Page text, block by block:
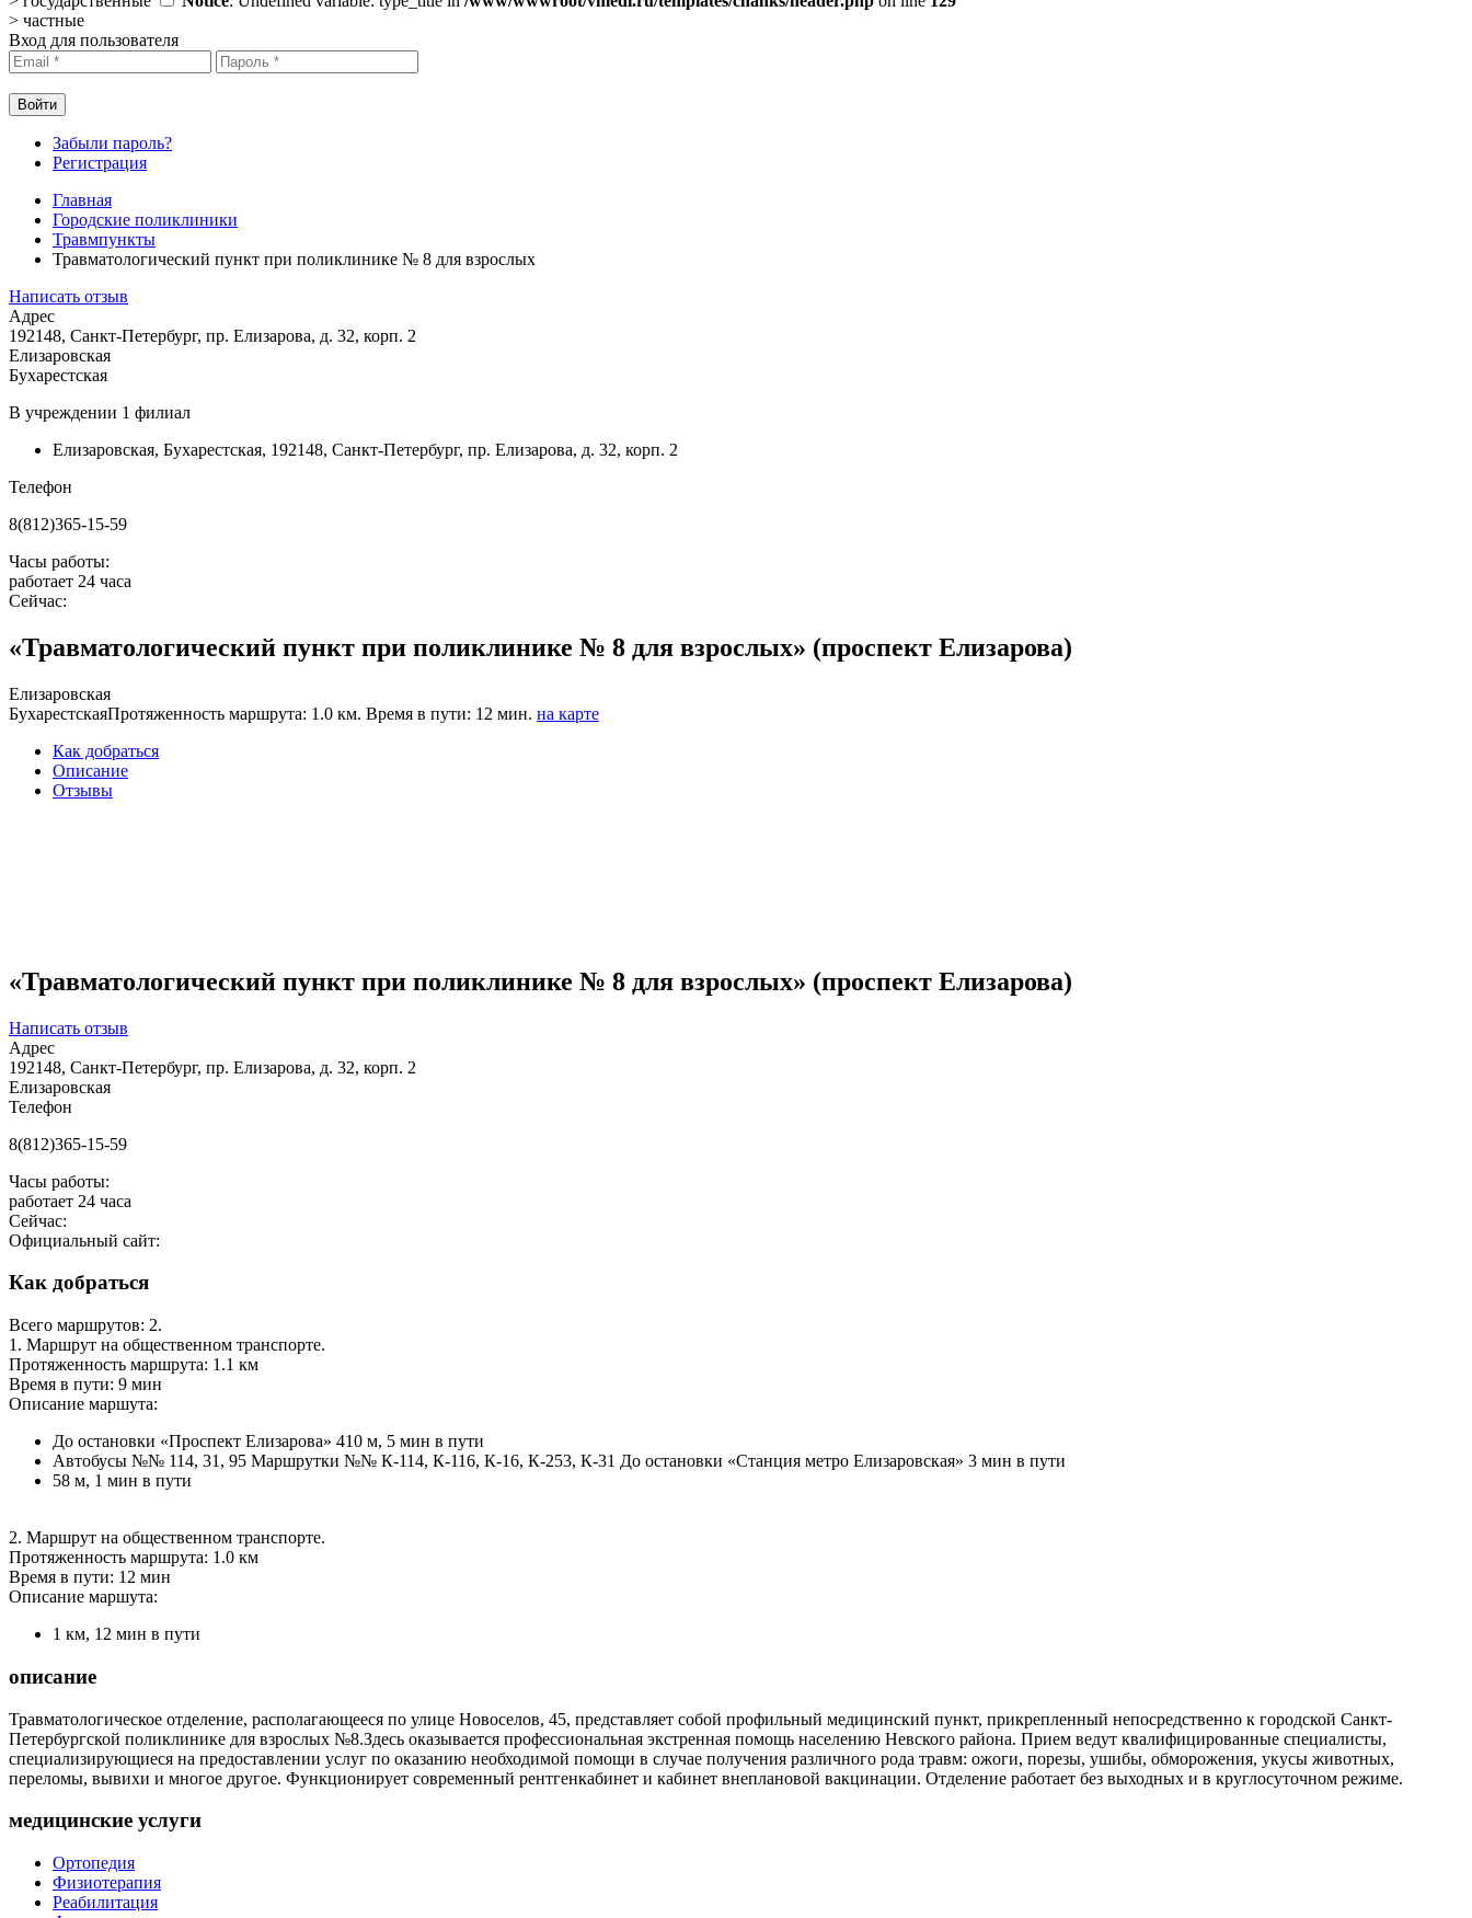
> частные
Вход для пользователя
Забыли пароль?
Регистрация
Главная
Городские поликлиники
Травмпункты
Травматологический пункт при поликлинике № 8 для взрослых
Написать отзыв
Адрес
192148, Санкт-Петербург, пр. Елизарова, д. 32, корп. 2
Елизаровская
Бухарестская
В учреждении 1 филиал
Елизаровская, Бухарестская, 192148, Санкт-Петербург, пр. Елизарова, д. 32, корп. 2
Телефон
8(812)365-15-59
Часы работы:
работает 24 часа
Сейчас:
«Травматологический пункт при поликлинике № 8 для взрослых» (проспект Елизарова)
Елизаровская
БухарестскаяПротяженность маршрута: 1.0 км. Время в пути: 12 мин. на карте
Как добраться
Описание
Отзывы
«Травматологический пункт при поликлинике № 8 для взрослых» (проспект Елизарова)
Написать отзыв
Адрес
192148, Санкт-Петербург, пр. Елизарова, д. 32, корп. 2
Елизаровская
Телефон
8(812)365-15-59
Часы работы:
работает 24 часа
Сейчас:
Официальный сайт:
Как добраться
Всего маршрутов: 2.
1. Маршрут на общественном транспорте.
Протяженность маршрута: 1.1 км
Время в пути: 9 мин
Описание маршута:
До остановки «Проспект Елизарова» 410 м, 5 мин в пути
Автобусы №№ 114, 31, 95 Маршрутки №№ К-114, К-116, К-16, К-253, К-31 До остановки «Станция метро Елизаровская» 3 мин в пути
58 м, 1 мин в пути
2. Маршрут на общественном транспорте.
Протяженность маршрута: 1.0 км
Время в пути: 12 мин
Описание маршута:
1 км, 12 мин в пути
описание
Травматологическое отделение, располагающееся по улице Новоселов, 45, представляет собой профильный медицинский пункт, прикрепленный непосредственно к городской Санкт-
Петербургской поликлинике для взрослых №8.Здесь оказывается профессиональная экстренная помощь населению Невского района. Прием ведут квалифицированные специалисты,
специализирующиеся на предоставлении услуг по оказанию необходимой помощи в случае получения различного рода травм: ожоги, порезы, ушибы, обморожения, укусы животных,
переломы, вывихи и многое другое. Функционирует современный рентгенкабинет и кабинет внеплановой вакцинации. Отделение работает без выходных и в круглосуточном режиме.
медицинские услуги
Ортопедия
Физиотерапия
Реабилитация